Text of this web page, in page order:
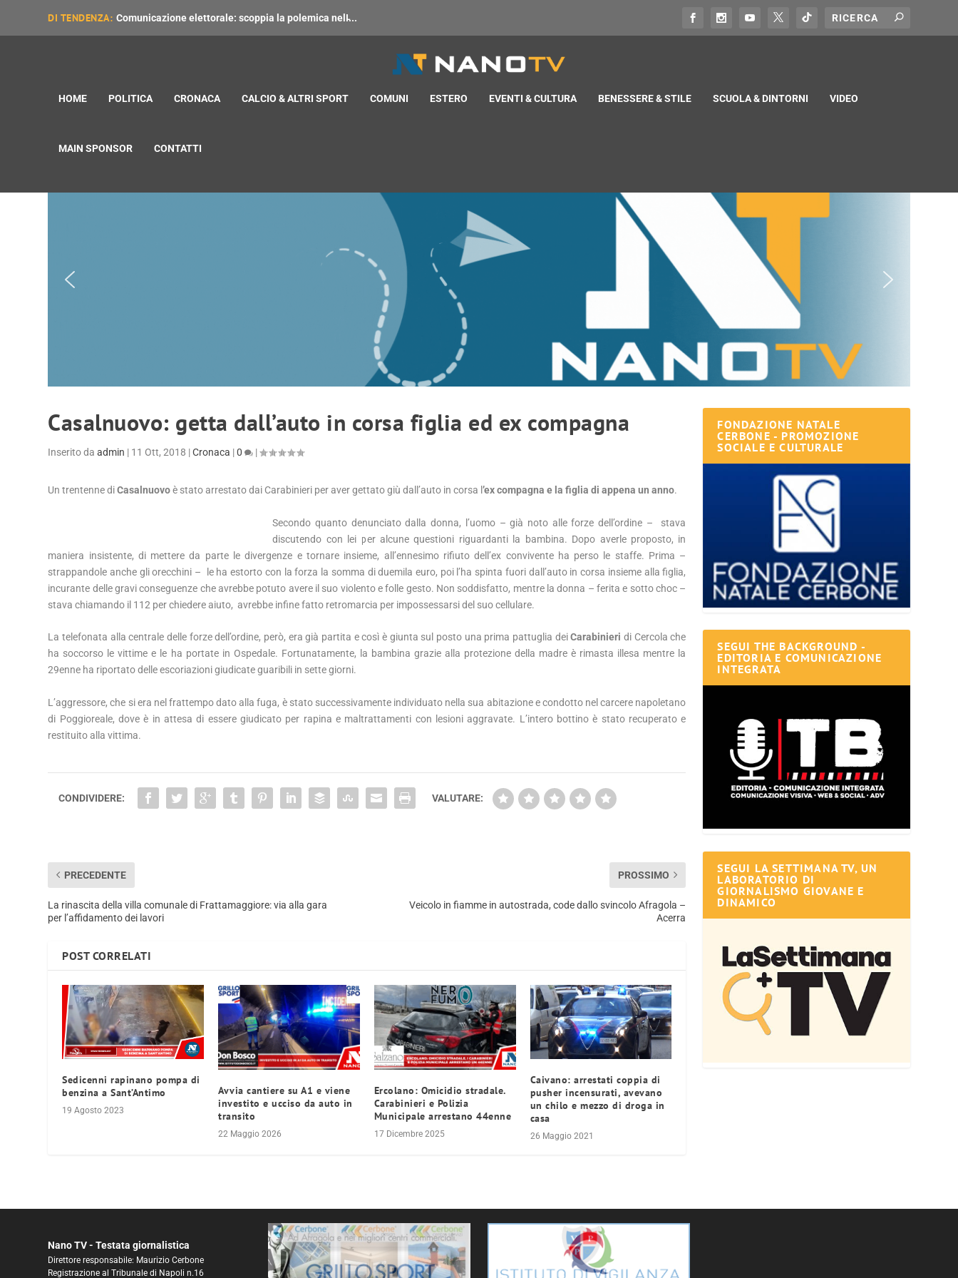
DI TENDENZA: Comunicazione elettorale: scoppia la polemica nell̵...
HOME POLITICA CRONACA CALCIO & ALTRI SPORT COMUNI ESTERO EVENTI & CULTURA BENESSERE & STILE SCUOLA & DINTORNI VIDEO
MAIN SPONSOR CONTATTI
Casalnuovo: getta dall’auto in corsa figlia ed ex compagna
Inserito daadmin | 11 Ott, 2018 |Cronaca |0 |
Un trentenne diCasalnuovoè stato arrestato dai Carabinieri per aver gettato giù dall’auto in corsa l’ex compagna e la figlia di appena un anno.
Secondo quanto denunciato dalla donna, l’uomo – già noto alle forze dell’ordine – stava
discutendo con lei per alcune questioni riguardanti la bambina. Dopo averle proposto, in
maniera insistente, di mettere da parte le divergenze e tornare insieme, all’ennesimo rifiuto dell’ex convivente ha perso le staffe. Prima –
strappandole anche gli orecchini – le ha estorto con la forza la somma di duemila euro, poi l’ha spinta fuori dall’auto in corsa insieme alla figlia,
incurante delle gravi conseguenze che avrebbe potuto avere il suo violento e folle gesto. Non soddisfatto, mentre la donna – ferita e sotto choc –
stava chiamando il 112 per chiedere aiuto, avrebbe infine fatto retromarcia per impossessarsi del suo cellulare.
La telefonata alla centrale delle forze dell’ordine, però, era già partita e così è giunta sul posto una prima pattuglia deiCarabinieri di Cercola che
ha soccorso le vittime e le ha portate in Ospedale. Fortunatamente, la bambina grazie alla protezione della madre è rimasta illesa mentre la
29enne ha riportato delle escoriazioni giudicate guaribili in sette giorni.
L’aggressore, che si era nel frattempo dato alla fuga, è stato successivamente individuato nella sua abitazione e condotto nel carcere napoletano
di Poggioreale, dove è in attesa di essere giudicato per rapina e maltrattamenti con lesioni aggravate. L’intero bottino è stato recuperato e
restituito alla vittima.
CONDIVIDERE: VALUTARE:
PRECEDENTE
La rinascita della villa comunale di Frattamaggiore: via alla gara
per l’affidamento dei lavori
PROSSIMO
Veicolo in fiamme in autostrada, code dallo svincolo Afragola –
Acerra
POST CORRELATI
Sedicenni rapinano pompa di
benzina a Sant’Antimo
19 Agosto 2023
Avvia cantiere su A1 e viene
investito e ucciso da auto in
transito
22 Maggio 2026
Ercolano: Omicidio stradale.
Carabinieri e Polizia
Municipale arrestano 44enne
17 Dicembre 2025
Caivano: arrestati coppia di
pusher incensurati, avevano
un chilo e mezzo di droga in
casa
26 Maggio 2021
FONDAZIONE NATALE
CERBONE - PROMOZIONE
SOCIALE E CULTURALE
SEGUI THE BACKGROUND -
EDITORIA E COMUNICAZIONE
INTEGRATA
SEGUI LA SETTIMANA TV, UN
LABORATORIO DI
GIORNALISMO GIOVANE E
DINAMICO
Nano TV - Testata giornalistica
Direttore responsabile: Maurizio Cerbone
Registrazione al Tribunale di Napoli n.16